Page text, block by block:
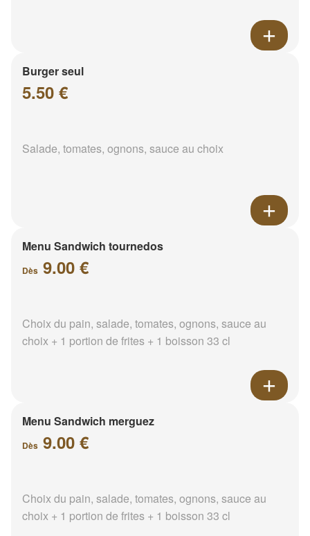
Burger seul
5.50 €
Salade, tomates, ognons, sauce au choix
Menu Sandwich tournedos
Dès 9.00 €
Choix du pain, salade, tomates, ognons, sauce au
choix + 1 portion de frites + 1 boisson 33 cl
Menu Sandwich merguez
Dès 9.00 €
Choix du pain, salade, tomates, ognons, sauce au
choix + 1 portion de frites + 1 boisson 33 cl